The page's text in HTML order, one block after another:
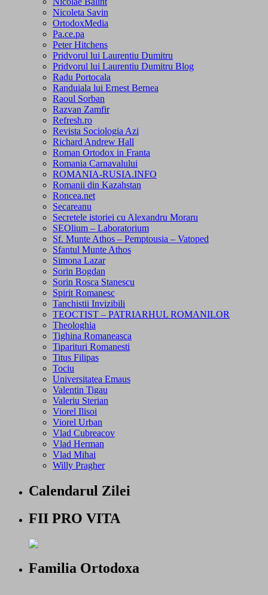
Nicoleta Savin
OrtodoxMedia
Pa.ce.pa
Peter Hitchens
Pridvorul lui Laurentiu Dumitru
Pridvorul lui Laurentiu Dumitru Blog
Radu Portocala
Randuiala lui Ernest Bernea
Raoul Sorban
Razvan Zamfir
Refresh.ro
Revista Sociologia Azi
Richard Andrew Hall
Roman Ortodox in Franta
Romania Carnavalului
ROMANIA-RUSIA.INFO
Romanii din Kazahstan
Roncea.net
Secareanu
Secretele istoriei cu Alexandru Moraru
SEOlium – Laboratorium
Sf. Munte Athos – Pemptousia – Vatoped
Sfantul Munte Athos
Simona Lazar
Sorin Bogdan
Sorin Rosca Stanescu
Spirit Romanesc
Tanchistii Invizibili
TEOCTIST – PATRIARHUL ROMANILOR
Theologhia
Tighina Romaneasca
Tiparituri Romanesti
Titus Filipas
Tociu
Universitatea Emaus
Valentin Tigau
Valeriu Sterian
Viorel Ilisoi
Viorel Urban
Vlad Cubreacov
Vlad Herman
Vlad Mihai
Willy Pragher
Calendarul Zilei
FII PRO VITA
Familia Ortodoxa